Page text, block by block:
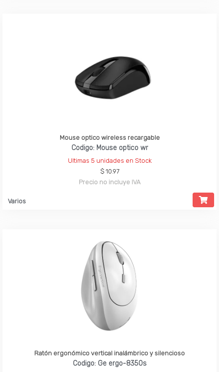
Mouse optico wireless recargable
Codigo: Mouse optico wr
Ultimas 5 unidades en Stock
$ 10.97
Precio no incluye IVA
Varios
Ratón ergonómico vertical inalámbrico y silencioso
Codigo: Ge ergo-8350s